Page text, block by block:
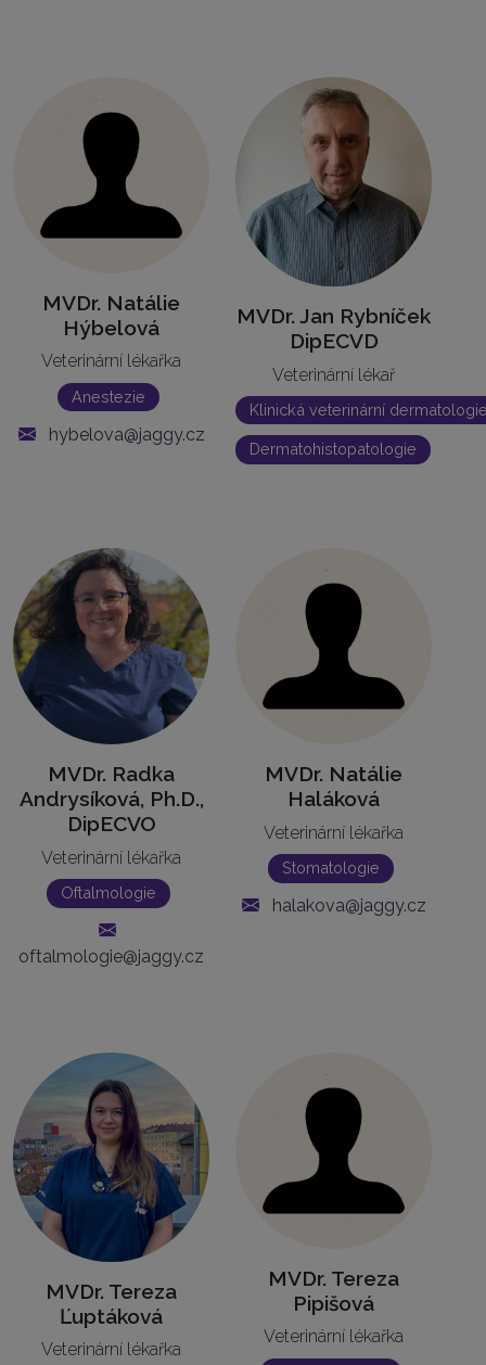
MVDr. Natálie
Hýbelová
Veterinární lékařka
Anestezie
hybelova@jaggy.cz
MVDr. Jan Rybníček
DipECVD
Veterinární lékař
Klinická veterinární
Dermatohistopatologie
MVDr. Radka
Andrysíková, Ph.D.,
DipECVO
Veterinární lékařka
Oftalmologie
oftalmologie@jaggy.cz
MVDr. Natálie
Haláková
Veterinární lékařka
Stomatologie
halakova@jaggy.cz
MVDr. Tereza
Ľuptáková
Veterinární lékařka
MVDr. Tereza
Pipišová
Veterinární lékařka